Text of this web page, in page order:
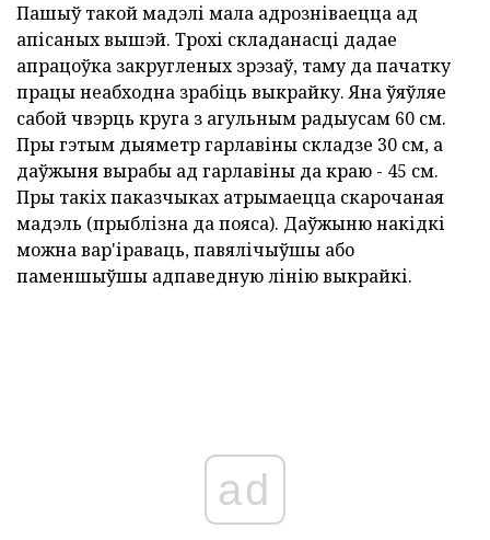
Пашыў такой мадэлі мала адрозніваецца ад
апісаных вышэй. Трохі складанасці дадае
апрацоўка закругленых зрэзаў, таму да пачатку
працы неабходна зрабіць выкрайку. Яна ўяўляе
сабой чвэрць круга з агульным радыусам 60 см.
Пры гэтым дыяметр гарлавіны складзе 30 см, а
даўжыня вырабы ад гарлавіны да краю - 45 см.
Пры такіх паказчыках атрымаецца скарочаная
мадэль (прыблізна да пояса). Даўжыню накідкі
можна вар'іраваць, павялічыўшы або
паменшыўшы адпаведную лінію выкрайкі.
ad